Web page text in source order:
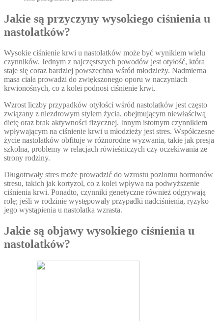
Jakie są przyczyny wysokiego ciśnienia u
nastolatków?
Wysokie ciśnienie krwi u nastolatków może być wynikiem wielu
czynników. Jednym z najczęstszych powodów jest otyłość, która
staje się coraz bardziej powszechna wśród młodzieży. Nadmierna
masa ciała prowadzi do zwiększonego oporu w naczyniach
krwionośnych, co z kolei podnosi ciśnienie krwi.
Wzrost liczby przypadków otyłości wśród nastolatków jest często
związany z niezdrowym stylem życia, obejmującym niewłaściwą
dietę oraz brak aktywności fizycznej. Innym istotnym czynnikiem
wpływającym na ciśnienie krwi u młodzieży jest stres. Współczesne
życie nastolatków obfituje w różnorodne wyzwania, takie jak presja
szkolna, problemy w relacjach rówieśniczych czy oczekiwania ze
strony rodziny.
Długotrwały stres może prowadzić do wzrostu poziomu hormonów
stresu, takich jak kortyzol, co z kolei wpływa na podwyższenie
ciśnienia krwi. Ponadto, czynniki genetyczne również odgrywają
rolę; jeśli w rodzinie występowały przypadki nadciśnienia, ryzyko
jego wystąpienia u nastolatka wzrasta.
Jakie są objawy wysokiego ciśnienia u
nastolatków?